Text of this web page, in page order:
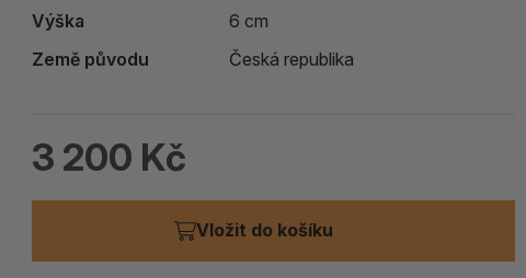
ALOE PRAVÁ (Aloe vera)
Výška
6 cm
Země původu
Česká republika
3 200 Kč
Vložit do košíku